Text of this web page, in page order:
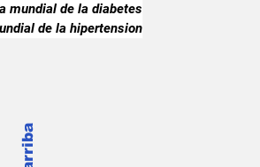
mundial de la diabetes
de la hipertension